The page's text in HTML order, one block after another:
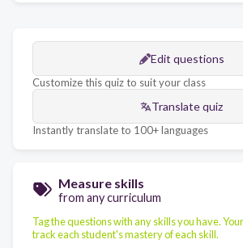
Edit questions
Customize this quiz to suit your class
Translate quiz
Instantly translate to 100+ languages
Measure skills
from any curriculum
Tag the questions with any skills you have.
track each student's mastery of each skill.